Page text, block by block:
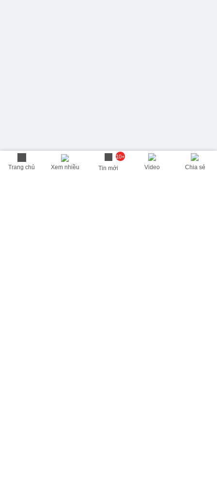
Trang chủ Xem nhiều
10+
Tin mới Video Chia sẻ